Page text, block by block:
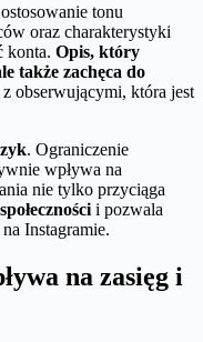
tonu
oraz charakterystyki
konta. Opis, który
także zachęca do
obserwującymi, która jest
. Ograniczenie
wpływa na
nie tylko przyciąga
i pozwala
Instagramie.
na zasięg i